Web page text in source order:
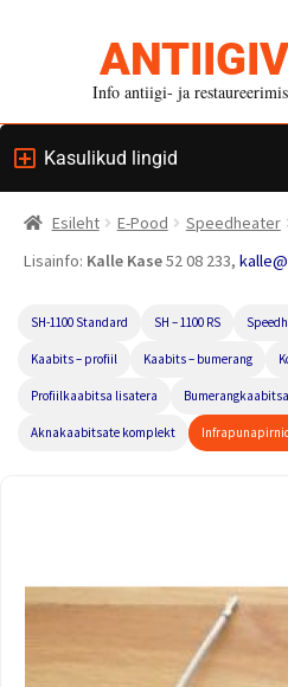
Info antiigi- ja
Kasulikud lingid
Esileht E-Pood Speedheater
Lisainfo: Kalle Kase52 08 233,
SH-1100 Standard SH – 1100 RS
Kaabits – profiil Kaabits – bumerang
Profiilkaabitsa lisatera
Aknakaabitsate komplekt